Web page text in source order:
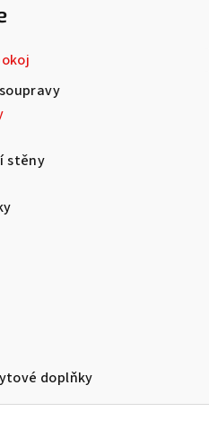
stěny
doplňky